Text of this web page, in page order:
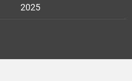
2025